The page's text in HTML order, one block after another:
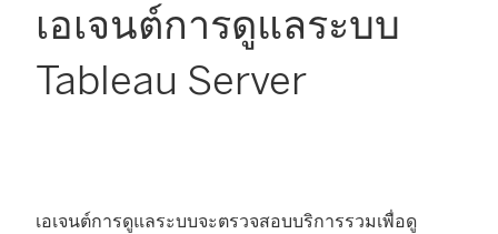
เอเจนต์การดูแลระบบ
Tableau Server
เอเจนต์การดูแลระบบจะตรวจสอบบริการรวมเพื่อดู